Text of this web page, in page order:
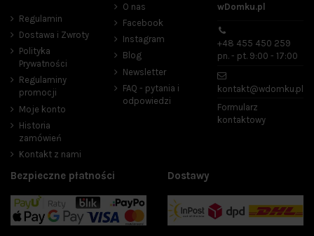
Producenci
Pojemność silnika
25 cm³
42,7 cm³
51,7 cm³
54 cm³
62 cm³
Moc silnika (W)
Regulamin
Dostawa i Zwroty
Polityka
Prywatności
Regulaminy
promocji
Moje konto
Historia
zamówień
Kontakt z nami
O nas
Facebook
Instagram
Blog
Newsletter
FAQ - pytania i
odpowiedzi
wDomku.pl
+48 455 450 259
pn. - pt. 9:00 - 17:00
kontakt@wdomku.pl
Formularz
kontaktowy
Bezpieczne płatności Dostawy